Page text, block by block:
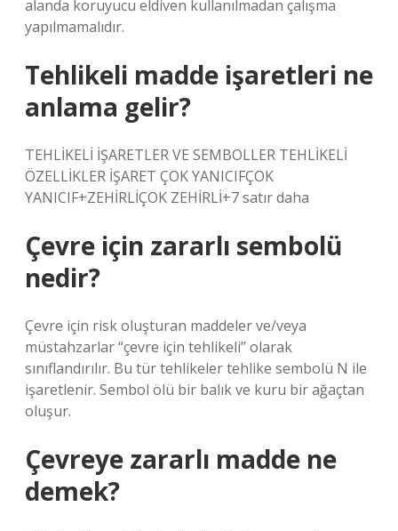
alanda koruyucu eldiven kullanılmadan çalışma
yapılmamalıdır.
Tehlikeli madde işaretleri ne
anlama gelir?
TEHLİKELİ İŞARETLER VE SEMBOLLER TEHLİKELİ
ÖZELLİKLER İŞARET ÇOK YANICIFÇOK
YANICIF+ZEHİRLİÇOK ZEHİRLİ+7 satır daha
Çevre için zararlı sembolü
nedir?
Çevre için risk oluşturan maddeler ve/veya
müstahzarlar “çevre için tehlikeli” olarak
sınıflandırılır. Bu tür tehlikeler tehlike sembolü N ile
işaretlenir. Sembol ölü bir balık ve kuru bir ağaçtan
oluşur.
Çevreye zararlı madde ne
demek?